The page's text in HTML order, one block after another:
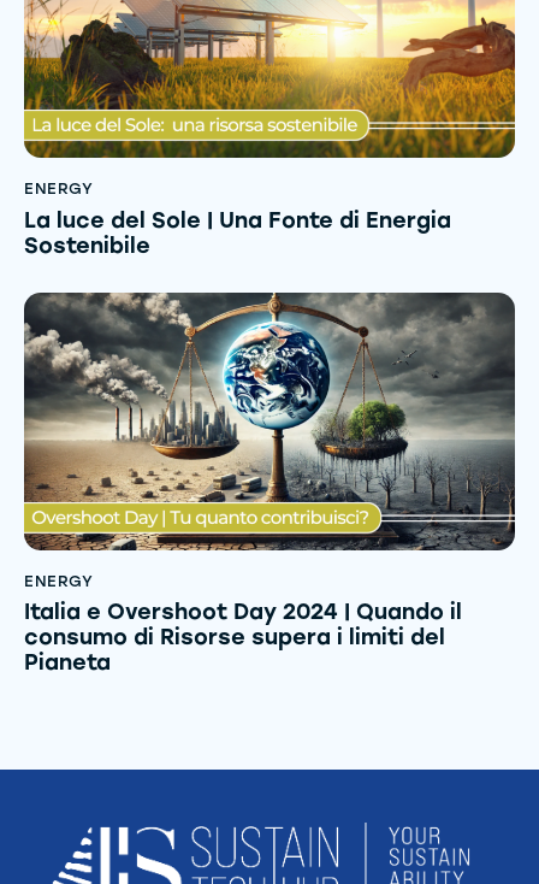
ENERGY
La luce del Sole | Una Fonte di Energia
Sostenibile
ENERGY
Italia e Overshoot Day 2024 | Quando il
consumo di Risorse supera i limiti del
Pianeta